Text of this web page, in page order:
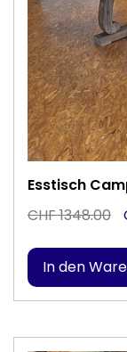
Esstisch
CHF 1348.00